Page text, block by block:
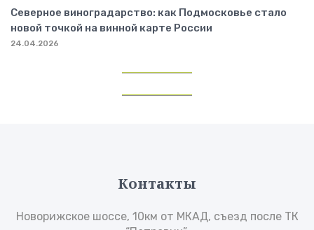
Северное виноградарство: как Подмосковье стало
новой точкой на винной карте России
24.04.2026
Контакты
Новорижское шоссе, 10км от МКАД, съезд после ТК